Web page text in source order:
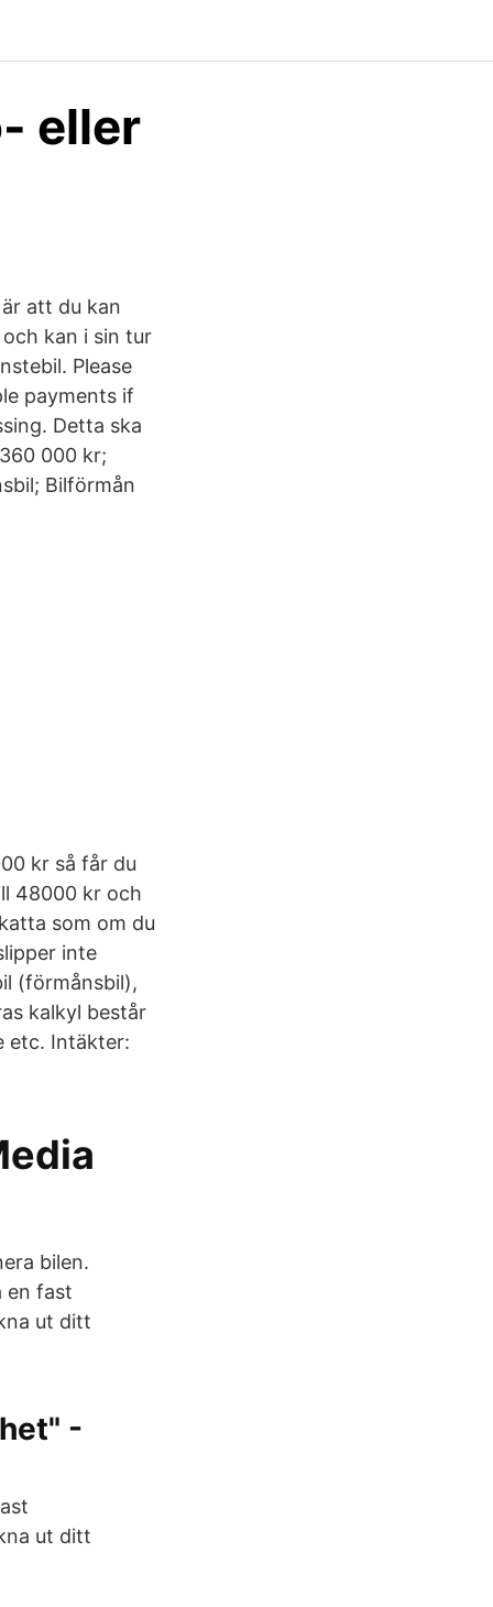
eller
att du kan
kan i sin tur
Please
payments if
Detta ska
000 kr;
Bilförmån
kr så får du
48000 kr och
som om du
inte
(förmånsbil),
kalkyl består
etc. Intäkter:
bilen.
en fast
ut ditt
-
ut ditt